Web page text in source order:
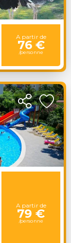
A partir de
76 €
/personne
A partir de
79 €
/personne